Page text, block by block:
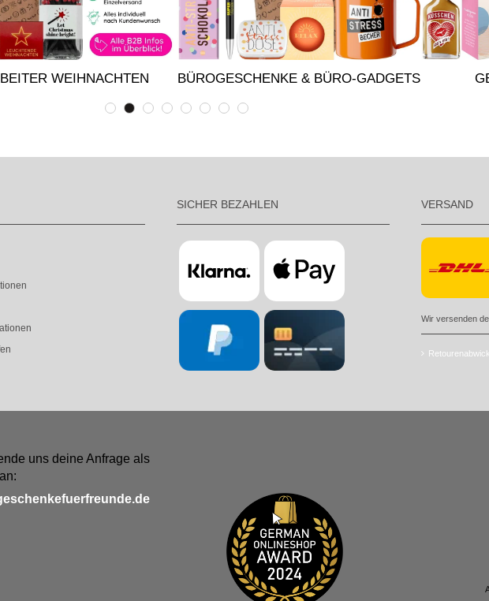
WEIHNACHTEN BÜROGESCHENKE & BÜRO-GADGETS
SICHER BEZAHLEN VERSAND
Wir versenden
uns deine Anfrage als